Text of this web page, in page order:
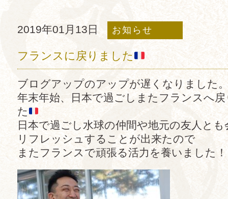
2019年01月13日 お知らせ
フランスに戻りました
ブログアップのアップが遅くなりました
年末年始、日本で過ごしまたフランスへ
た
日本で過ごし水球の仲間や地元の友人とも
リフレッシュすることが出来たので
またフランスで頑張る活力を養いました！